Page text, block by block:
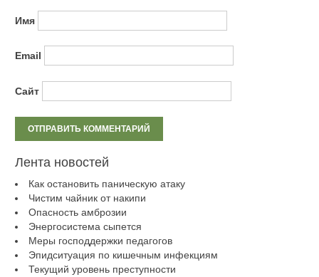
Имя
Email
Сайт
Лента новостей
Как остановить паническую атаку
Чистим чайник от накипи
Опасность амброзии
Энергосистема сыпется
Меры господдержки педагогов
Эпидситуация по кишечным инфекциям
Текущий уровень преступности